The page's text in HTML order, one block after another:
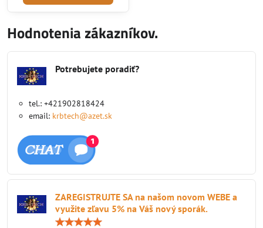
rodinných domov, tak u
nie je technicky možné a esteticky
vhodné postaviť murovaný
Hodnotenia zákazníkov.
Potrebujete poradiť?
tel.: +421902818424
email: krbtech@azet.sk
ZAREGISTRUJTE SA na našom novom WEBE a
využite zľavu 5% na Váš nový sporák.